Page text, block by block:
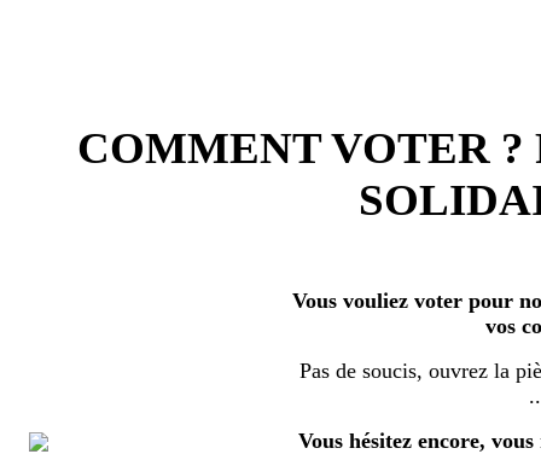
COMMENT VOTER ?
Vous vouliez voter pour
vos
Pas de soucis, ouvrez la
Vous hésitez encore,